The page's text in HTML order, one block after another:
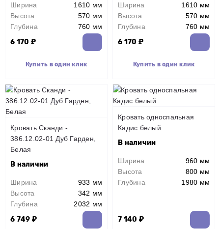
Ширина
1610 мм
Высота
570 мм
Глубина
760 мм
6 170 ₽
Купить в один клик
Ширина
1610 мм
Высота
570 мм
Глубина
760 мм
6 170 ₽
Купить в один клик
Кровать Сканди -
386.12.02-01 Дуб Гарден,
Белая
В наличии
Ширина
933 мм
Высота
342 мм
Глубина
2032 мм
6 749 ₽
Кровать односпальная
Кадис белый
В наличии
Ширина
960 мм
Высота
800 мм
Глубина
1980 мм
7 140 ₽